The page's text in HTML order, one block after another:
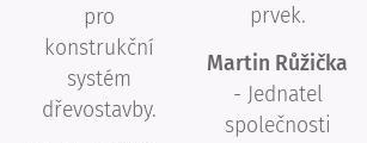
pro
konstrukční
systém
dřevostavby.
prvek.
Martin Růžička
- Jednatel
společnosti